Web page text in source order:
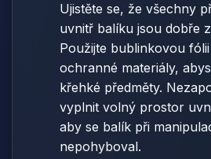
Ujistěte se, že všechny
uvnitř balíku jsou dobře
Použijte bublinkovou
ochranné materiály,
křehké předměty.
vyplnit volný prostor
aby se balík při
nepohyboval.